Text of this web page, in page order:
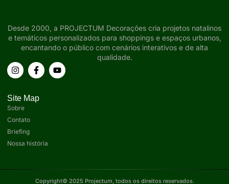
Desde 2000, a PROJECTUM Decorações cria projetos natalinos
e temáticos personalizados para shoppings e espaços urbanos,
encantando o público com cenários interativos e de alta
qualidade.
Site Map
Sobre
Contato
Briefing
Nossa história
Copyright© 2025 Projectum, todos os direitos reservados.